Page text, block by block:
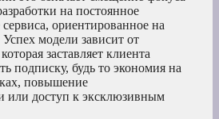
на постоянное
ориентированное на
модели зависит от
заставляет клиента
подписку, будь то экономия на
повышение
или доступ к эксклюзивным